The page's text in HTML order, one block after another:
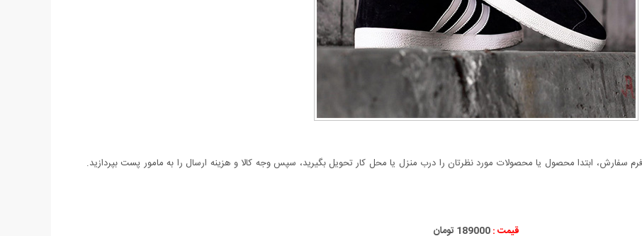
سفارش، ابتدا محصول یا محصولات مورد نظرتان را درب منزل یا محل کار تحویل بگیرید، سپس وجه کالا و هزینه ارسال را به مامور پست بپردازید.
قیمت :189000 تومان